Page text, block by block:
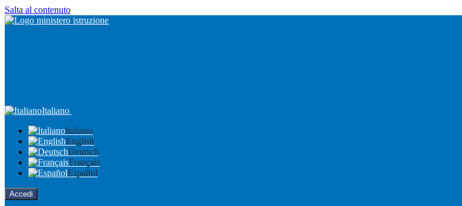
Salta al contenuto
Italiano
Italiano
English
Deutsch
Français
Español
Accedi